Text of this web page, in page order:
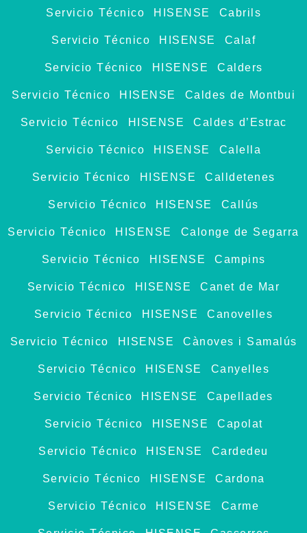
Servicio Técnico HISENSE Cabrils
Servicio Técnico HISENSE Calaf
Servicio Técnico HISENSE Calders
Servicio Técnico HISENSE Caldes de Montbui
Servicio Técnico HISENSE Caldes d’Estrac
Servicio Técnico HISENSE Calella
Servicio Técnico HISENSE Calldetenes
Servicio Técnico HISENSE Callús
Servicio Técnico HISENSE Calonge de Segarra
Servicio Técnico HISENSE Campins
Servicio Técnico HISENSE Canet de Mar
Servicio Técnico HISENSE Canovelles
Servicio Técnico HISENSE Cànoves i Samalús
Servicio Técnico HISENSE Canyelles
Servicio Técnico HISENSE Capellades
Servicio Técnico HISENSE Capolat
Servicio Técnico HISENSE Cardedeu
Servicio Técnico HISENSE Cardona
Servicio Técnico HISENSE Carme